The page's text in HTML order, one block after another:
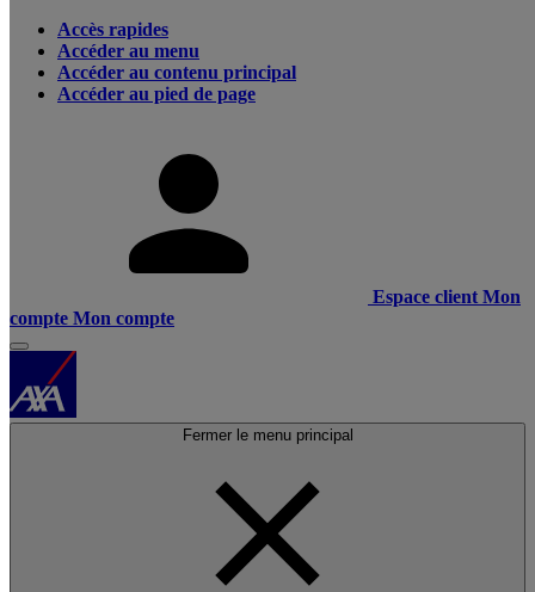
Accès rapides
Accéder au menu
Accéder au contenu principal
Accéder au pied de page
Espace client Mon
compte Mon compte
Fermer le menu principal